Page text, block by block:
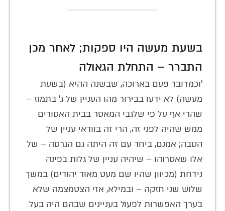
בשעת מעשה היו ספקות; לאחר מכן
התברר – התחלת הגאולה
'וכמדובר פעם בארוכה, שבשנה ההיא (בשעת
מעשה) לא ידעו בבירור מהו העניין של ג' בתמוז –
שהרי אף על פי שלגבי המאסר בבית האסורים
ממש שהיה לפני זה, הרי זה בוודאי עניין של
הטבה; אמנם, ביחד עם זה היתה גם הגרסה – של
אלו שאסרוהו – שיהיה עניין של גלות בפינה
נידחת (מכיוון שהיו שם מעט מאוד יהודים) במשך
שלוש שני חזקה – ובמילא, אזי הצטמצמה שלא
בערך האפשרות לפעול בעניינים שבהם היה בעל